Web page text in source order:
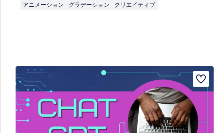
アニメーション グラデーション クリエイティブ